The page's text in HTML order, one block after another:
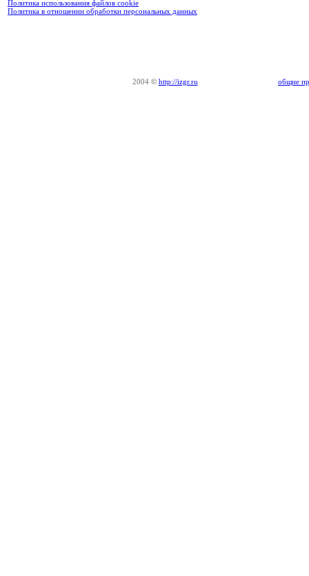
Политика использования файлов cookie
Политика в отношении обработки персональных данных
2004 © http://izgr.ru общие